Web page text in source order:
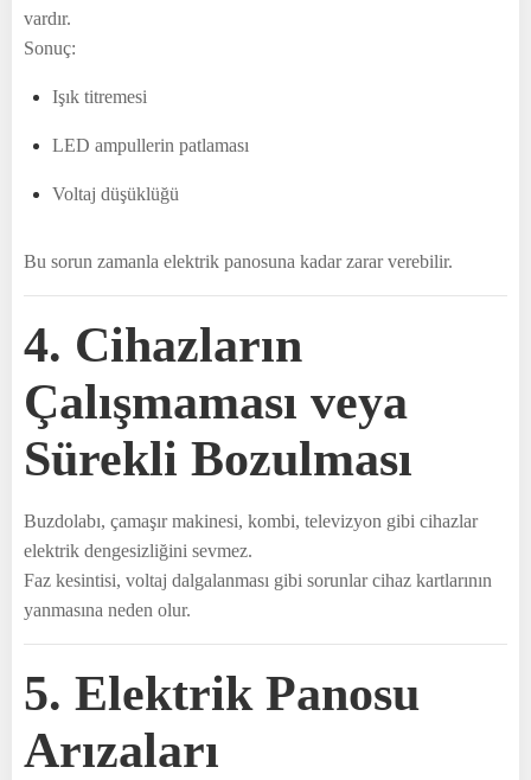
vardır.
Sonuç:
Işık titremesi
LED ampullerin patlaması
Voltaj düşüklüğü
Bu sorun zamanla elektrik panosuna kadar zarar verebilir.
4. Cihazların
Çalışmaması veya
Sürekli Bozulması
Buzdolabı, çamaşır makinesi, kombi, televizyon gibi cihazlar
elektrik dengesizliğini sevmez.
Faz kesintisi, voltaj dalgalanması gibi sorunlar cihaz kartlarının
yanmasına neden olur.
5. Elektrik Panosu
Arızaları